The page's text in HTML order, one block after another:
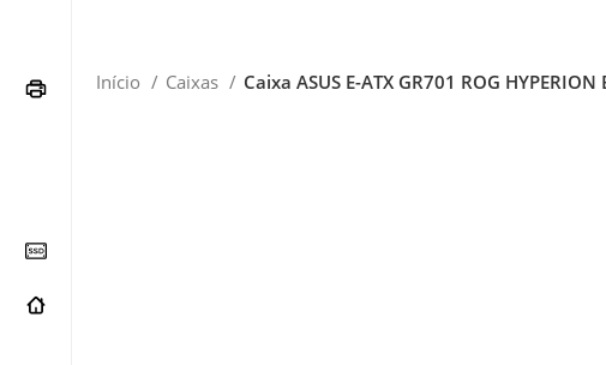
Início Caixas Caixa ASUS E-ATX GR701 ROG